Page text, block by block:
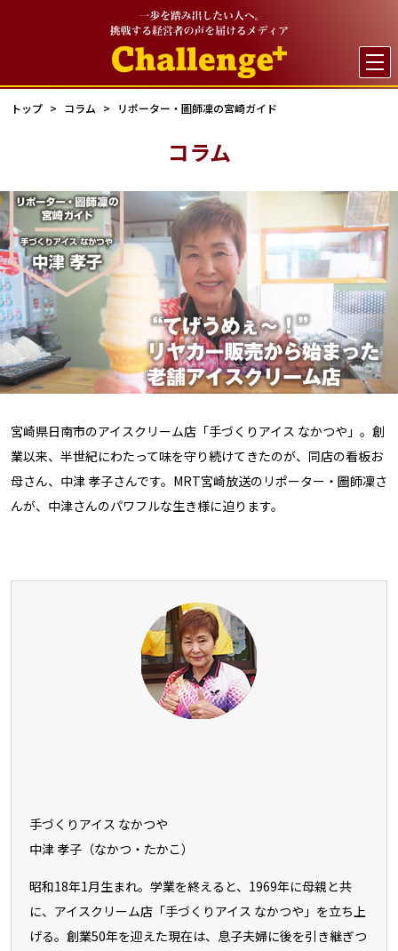

トップ コラム リポーター・圖師凜の宮崎ガイド
コラム
宮崎県日南市のアイスクリーム店「手づくりアイス なかつや」。創
業以来、半世紀にわたって味を守り続けてきたのが、同店の看板お
母さん、中津 孝子さんです。MRT宮崎放送のリポーター・圖師凜さ
んが、中津さんのパワフルな生き様に迫ります。
手づくりアイス なかつや
中津 孝子（なかつ・たかこ）
昭和18年1月生まれ。学業を終えると、1969年に母親と共
に、アイスクリーム店「手づくりアイス なかつや」を立ち上
げる。創業50年を迎えた現在は、息子夫婦に後を引き継ぎつ